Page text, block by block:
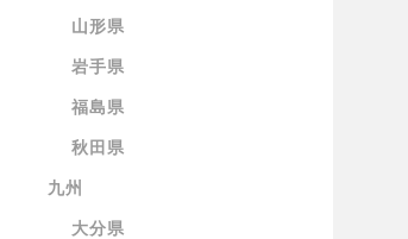
山形県
岩手県
福島県
秋田県
九州
大分県